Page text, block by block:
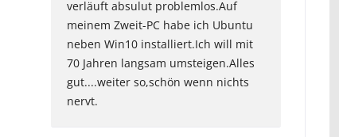
verläuft absulut problemlos.Auf
meinem Zweit-PC habe ich Ubuntu
neben Win10 installiert.Ich will mit
70 Jahren langsam umsteigen.Alles
gut....weiter so,schön wenn nichts
nervt.